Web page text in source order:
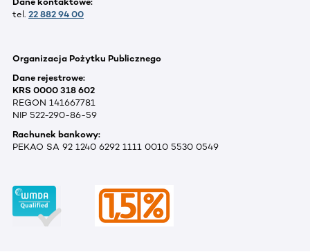
tel. 22 882 94 00
Organizacja Pożytku Publicznego
Dane rejestrowe:
KRS 0000 318 602
REGON 141667781
NIP 522-290-86-59
Rachunek bankowy:
PEKAO SA 92 1240 6292 1111 0010 5530 0549